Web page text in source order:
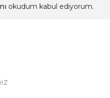
okudum kabul ediyorum.